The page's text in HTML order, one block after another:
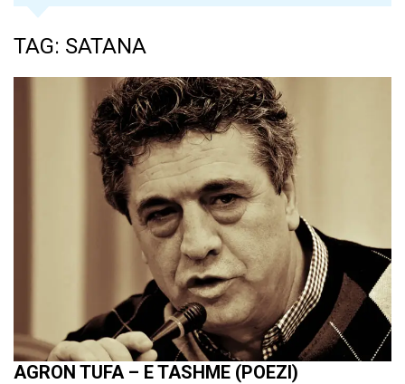
TAG: SATANA
AGRON TUFA – E TASHME (POEZI)